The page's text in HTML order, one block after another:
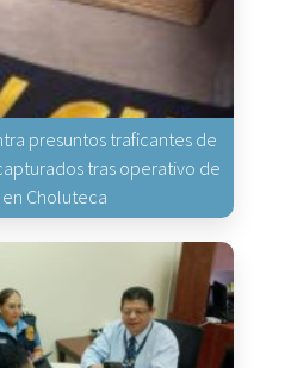
presuntos traficantes de
tras operativo de
en Choluteca